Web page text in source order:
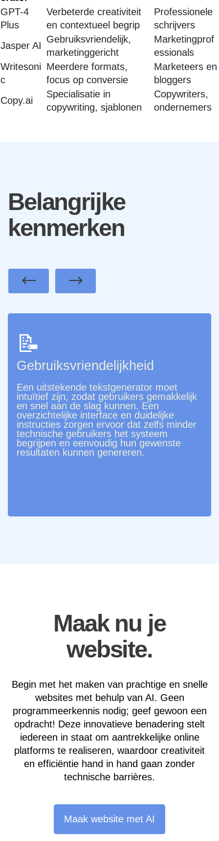
GPT-4
Plus
Verbeterde creativiteit
en contextueel begrip
Professionele
schrijvers
Jasper AI
Gebruiksvriendelijk,
marketinggericht
Marketingprof
essionals
Writesoni
c
Meerdere formats,
focus op conversie
Marketeers en
bloggers
Copy.ai
Specialisatie in
copywriting, sjablonen
Copywriters,
ondernemers
Belangrijke
kenmerken
📝
Gebruiksvriendelijkheid
Een uitstekende tekstgenerator moet
intuïtief zijn, zodat gebruikers gemakkelijk
en snel aan de slag kunnen. Een
overzichtelijke interface en duidelijke
instructies zorgen ervoor dat zelfs minder
technische gebruikers het systeem
begrijpen en eenvoudig hun gewenste
resultaten kunnen genereren.
PreviousNext
Maak nu je
website.
Begin met het maken van prachtige en snelle
websites met behulp van AI. Geen
programmeerkennis nodig; geef gewoon een
opdracht! Deze innovatieve benadering stelt
iedereen in staat om aantrekkelijke online
platforms te realiseren, waardoor creativiteit
en efficiëntie hand in hand gaan zonder
technische barrières.
Maak website met AI